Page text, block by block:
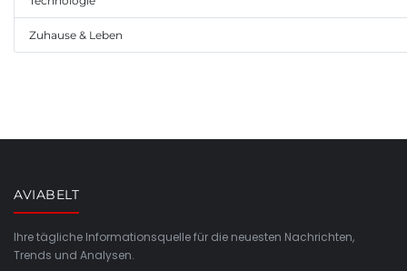
Zuhause & Leben
AVIABELT
Ihre tägliche Informationsquelle für die neuesten Nachrichten,
Trends und Analysen.